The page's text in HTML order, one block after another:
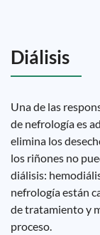
Diálisis
Una de las
de nefrología es
elimina los
los riñones no
diálisis:
nefrología están
de tratamiento y
proceso.